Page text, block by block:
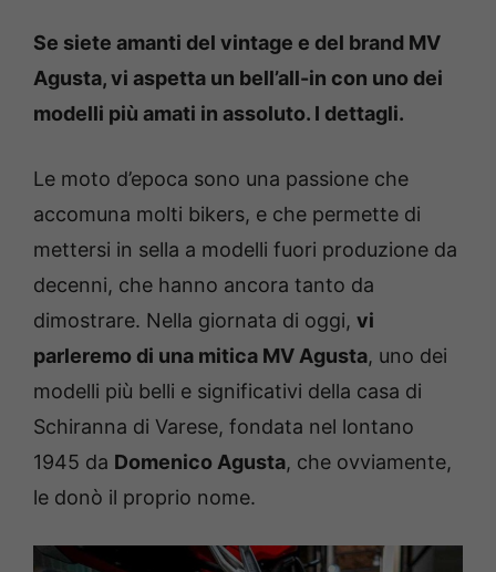
Se siete amanti del vintage e del brand MV
Agusta, vi aspetta un bell’all-in con uno dei
modelli più amati in assoluto. I dettagli.
Le moto d’epoca sono una passione che
accomuna molti bikers, e che permette di
mettersi in sella a modelli fuori produzione da
decenni, che hanno ancora tanto da
dimostrare. Nella giornata di oggi, vi
parleremo di una mitica MV Agusta, uno dei
modelli più belli e significativi della casa di
Schiranna di Varese, fondata nel lontano
1945 da Domenico Agusta, che ovviamente,
le donò il proprio nome.